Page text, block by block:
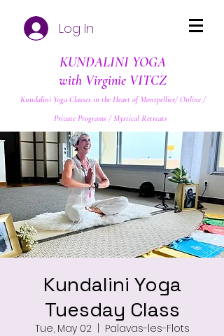
Log In
KUNDALINI YOGA
with Virginie VITCZ
Kundalini Yoga Classes in the Heart of Montpellier/ Online /
Private Programs / Mystical Retreats
Kundalini Yoga
Tuesday Class
Tue, May 02
  |
Palavas-les-Flots